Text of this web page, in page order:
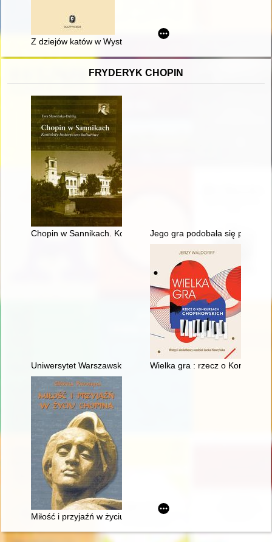
Z dziejów katów w Wystruci w XVII-XVIII wieku = From the
FRYDERYK CHOPIN
Chopin w Sannikach. Konteksty historyczno-kulturowe
Jego gra podobała się przede
Uniwersytet Warszawski i młody ChopinWielka gra : rzecz o
Miłość i przyjaźń w życiu Chopina